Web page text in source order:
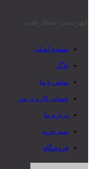
صفحه اصلی
بلاگ
تماس با ما
حساب کاربری من
درباره ما
سبد خرید
فروشگاه